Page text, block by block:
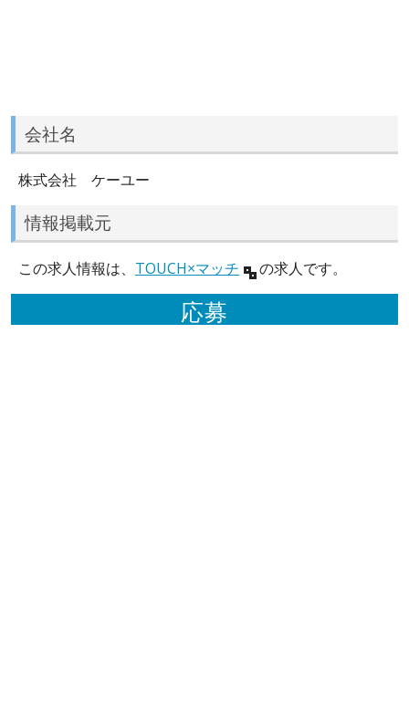
会社名
株式会社 ケーユー
情報掲載元
この求人情報は、 TOUCH×マッチ の求人です。
応募